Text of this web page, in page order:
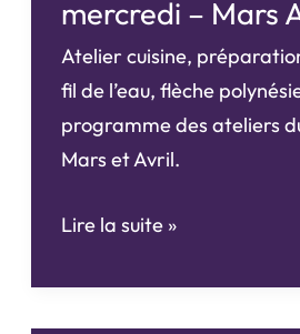
des
activités
mercredi – Mars
Atelier cuisine,
fil de l’eau, flèche
programme des ateliers
Mars et Avril.
Programme
ateliers
du
Lire la suite »